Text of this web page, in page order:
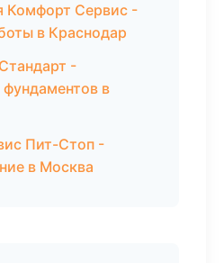
Комфорт Сервис -
в Краснодар
-
в
Пит-Стоп -
в Москва